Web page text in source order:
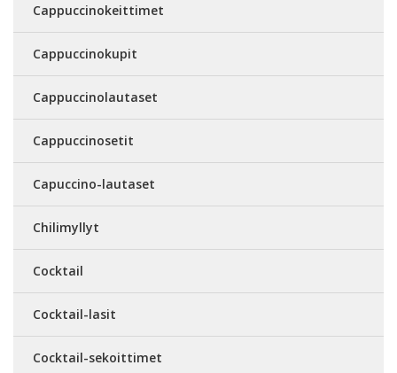
Cappuccinokeittimet
Cappuccinokupit
Cappuccinolautaset
Cappuccinosetit
Capuccino-lautaset
Chilimyllyt
Cocktail
Cocktail-lasit
Cocktail-sekoittimet